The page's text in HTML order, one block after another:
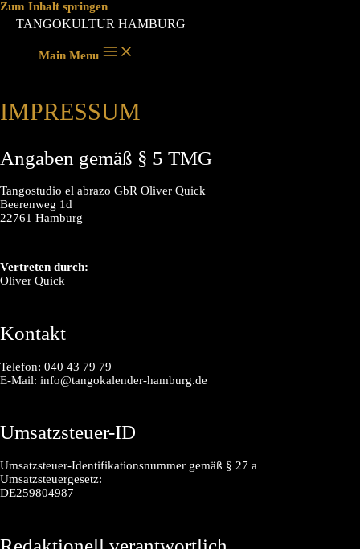
Zum Inhalt springen
TANGOKULTUR HAMBURG
Main Menu
IMPRESSUM
Angaben gemäß § 5 TMG
Tangostudio el abrazo GbR Oliver Quick
Beerenweg 1d
22761 Hamburg
Vertreten durch:
Oliver Quick
Kontakt
Telefon: 040 43 79 79
E-Mail: info@tangokalender-hamburg.de
Umsatzsteuer-ID
Umsatzsteuer-Identifikationsnummer gemäß § 27 a
Umsatzsteuergesetz:
DE259804987